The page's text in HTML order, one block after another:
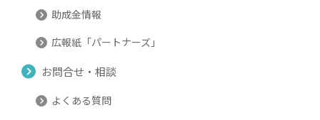
助成金情報
広報紙「パートナーズ」
お問合せ・相談
よくある質問